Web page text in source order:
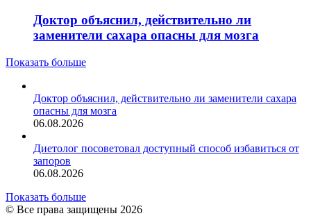
Доктор объяснил, действительно ли
заменители сахара опасны для мозга
Показать больше
Доктор объяснил, действительно ли заменители сахара
опасны для мозга
06.08.2026
Диетолог посоветовал доступный способ избавиться от
запоров
06.08.2026
Показать больше
© Все права защищены 2026